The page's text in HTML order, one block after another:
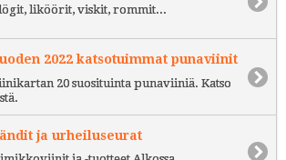
liköörit, viskit, rommit...
2022 katsotuimmat punaviinit
20 suosituinta punaviiniä. Katso
ja urheiluseurat